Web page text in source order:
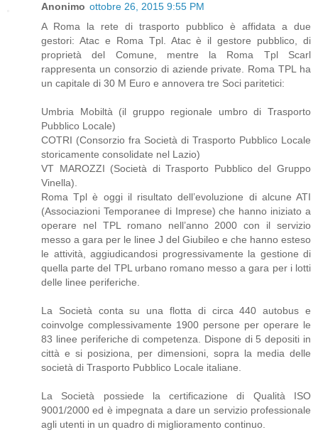
Anonimo ottobre 26, 2015 9:55 PM
A Roma la rete di trasporto pubblico è affidata a due
gestori: Atac e Roma Tpl. Atac è il gestore pubblico, di
proprietà del Comune, mentre la Roma Tpl Scarl
rappresenta un consorzio di aziende private. Roma TPL ha
un capitale di 30 M Euro e annovera tre Soci paritetici:
Umbria Mobiltà (il gruppo regionale umbro di Trasporto
Pubblico Locale)
COTRI (Consorzio fra Società di Trasporto Pubblico Locale
storicamente consolidate nel Lazio)
VT MAROZZI (Società di Trasporto Pubblico del Gruppo
Vinella).
Roma Tpl è oggi il risultato dell’evoluzione di alcune ATI
(Associazioni Temporanee di Imprese) che hanno iniziato a
operare nel TPL romano nell’anno 2000 con il servizio
messo a gara per le linee J del Giubileo e che hanno esteso
le attività, aggiudicandosi progressivamente la gestione di
quella parte del TPL urbano romano messo a gara per i lotti
delle linee periferiche.
La Società conta su una flotta di circa 440 autobus e
coinvolge complessivamente 1900 persone per operare le
83 linee periferiche di competenza. Dispone di 5 depositi in
città e si posiziona, per dimensioni, sopra la media delle
società di Trasporto Pubblico Locale italiane.
La Società possiede la certificazione di Qualità ISO
9001/2000 ed è impegnata a dare un servizio professionale
agli utenti in un quadro di miglioramento continuo.